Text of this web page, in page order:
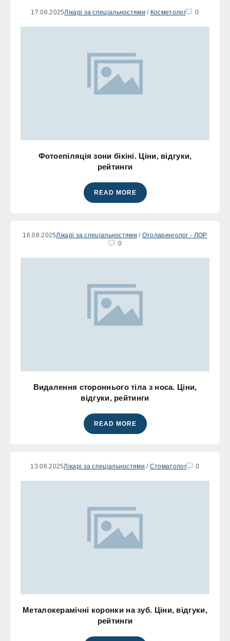
17.06.2025Лікарі за спеціальностями / Косметолог 0
Фотоепіляція зони бікіні. Ціни, відгуки,
рейтинги
READ MORE
16.08.2025Лікарі за спеціальностями / Отоларинголог - ЛОР
0
Видалення стороннього тіла з носа. Ціни,
відгуки, рейтинги
READ MORE
13.06.2025Лікарі за спеціальностями / Стоматолог 0
Металокерамічні коронки на зуб. Ціни, відгуки,
рейтинги